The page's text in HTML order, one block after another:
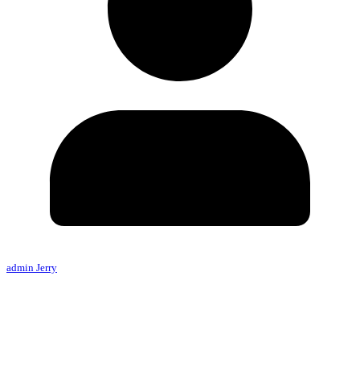
admin Jerry